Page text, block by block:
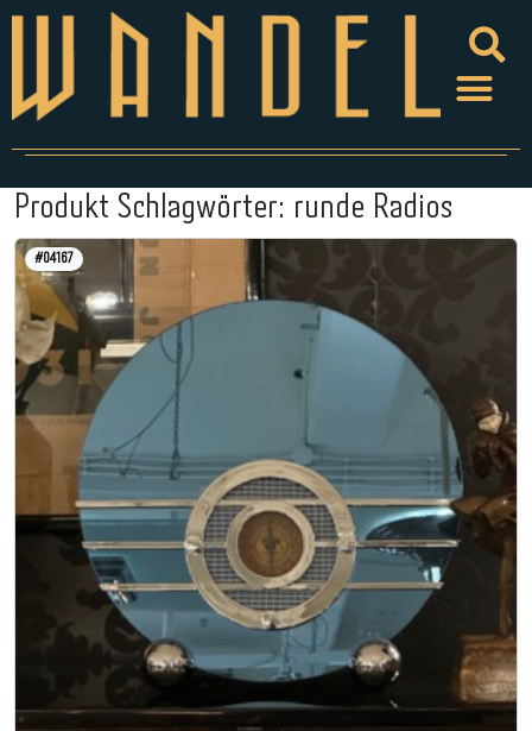
Produkt Schlagwörter: runde Radios
#04167